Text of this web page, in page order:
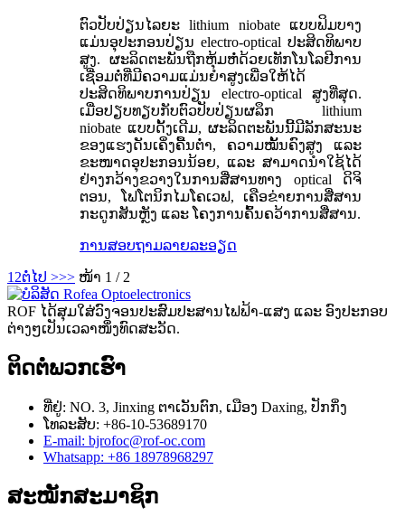
ຕົວປັບປ່ຽນໄລຍະ lithium niobate ແບບຟິມບາງ
ແມ່ນອຸປະກອນປ່ຽນ electro-optical ປະສິດທິພາບ
ສູງ. ຜະລິດຕະພັນຖືກຫຸ້ມຫໍ່ດ້ວຍເທັກໂນໂລຢີການ
ເຊື່ອມຕໍ່ທີ່ມີຄວາມແມ່ນຍໍາສູງເພື່ອໃຫ້ໄດ້
ປະສິດທິພາບການປ່ຽນ electro-optical ສູງທີ່ສຸດ.
ເມື່ອປຽບທຽບກັບຕົວປັບປ່ຽນຜລຶກ lithium
niobate ແບບດັ້ງເດີມ, ຜະລິດຕະພັນນີ້ມີລັກສະນະ
ຂອງແຮງດັນເຄິ່ງຄື້ນຕໍ່າ, ຄວາມໝັ້ນຄົງສູງ ແລະ
ຂະໜາດອຸປະກອນນ້ອຍ, ແລະ ສາມາດນໍາໃຊ້ໄດ້
ຢ່າງກວ້າງຂວາງໃນການສື່ສານທາງ optical ດິຈິ
ຕອນ, ໂຟໂຕນິກໄມໂຄເວຟ, ເຄືອຂ່າຍການສື່ສານ
ກະດູກສັນຫຼັງ ແລະ ໂຄງການຄົ້ນຄວ້າການສື່ສານ.
ການສອບຖາມລາຍລະອຽດ
1 2ຕໍ່ໄປ >>> ໜ້າ 1 / 2
ROF ໄດ້ສຸມໃສ່ວົງຈອນປະສົມປະສານໄຟຟ້າ-ແສງ ແລະ ອົງປະກອບ
ຕ່າງໆເປັນເວລາໜຶ່ງທົດສະວັດ.
ຕິດຕໍ່ພວກເຮົາ
ທີ່ຢູ່: NO. 3, Jinxing ຕາ​ເວັນ​ຕົກ​, ເມືອງ Daxing​, ປັກ​ກິ່ງ​
ໂທລະສັບ: +86-10-53689170
E-mail: bjrofoc@rof-oc.com
Whatsapp: +86 18978968297
ສະໝັກສະມາຊິກ